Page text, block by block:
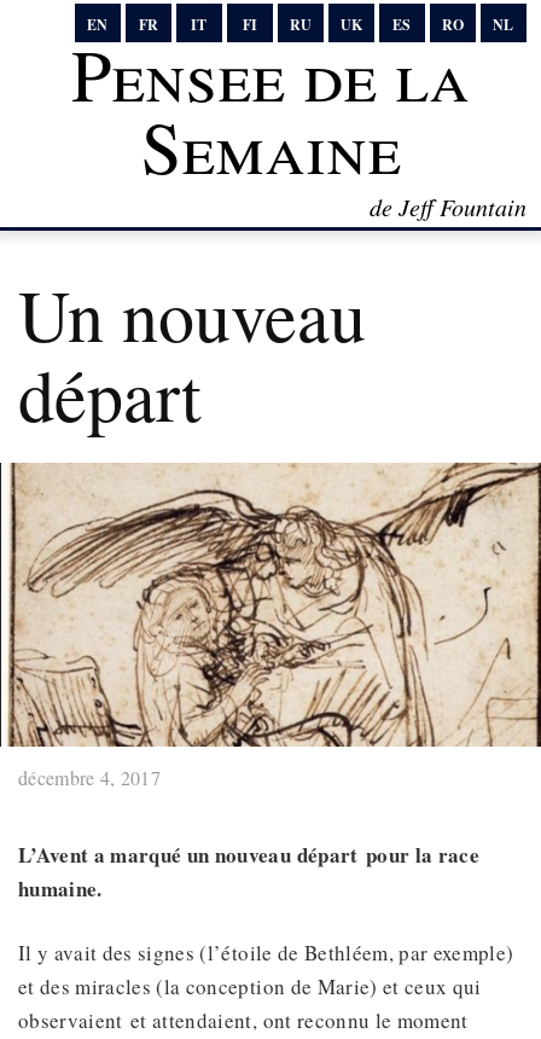
EN FR IT FI RU UK ES RO NL
Pensee de la
Semaine
de Jeff Fountain
Un nouveau
départ
décembre 4, 2017
L’Avent a marqué un nouveau départ pour la race
humaine.
Il y avait des signes (l’étoile de Bethléem, par exemple)
et des miracles (la conception de Marie) et ceux qui
observaient et attendaient, ont reconnu le moment